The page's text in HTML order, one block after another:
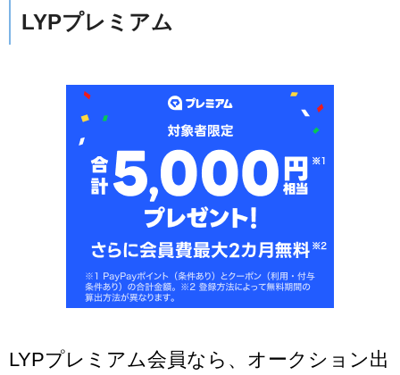
LYPプレミアム
LYPプレミアム会員なら、オークション出